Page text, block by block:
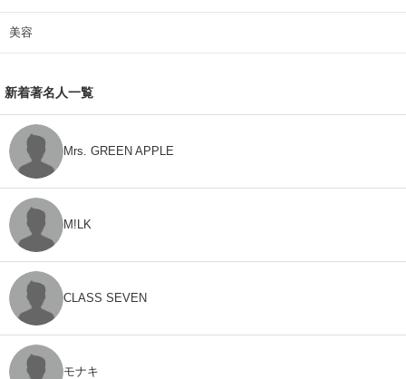
美容
新着著名人一覧
Mrs. GREEN APPLE
M!LK
CLASS SEVEN
モナキ